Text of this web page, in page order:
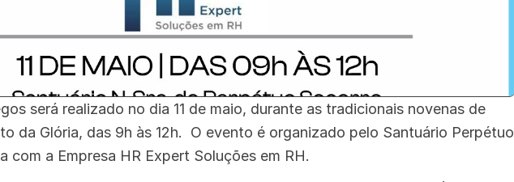
será realizado no dia 11 de maio, durante as tradicionais novenas de
da Glória, das 9h às 12h. O evento é organizado pelo Santuário Perpétuo
com a Empresa HR Expert Soluções em RH.